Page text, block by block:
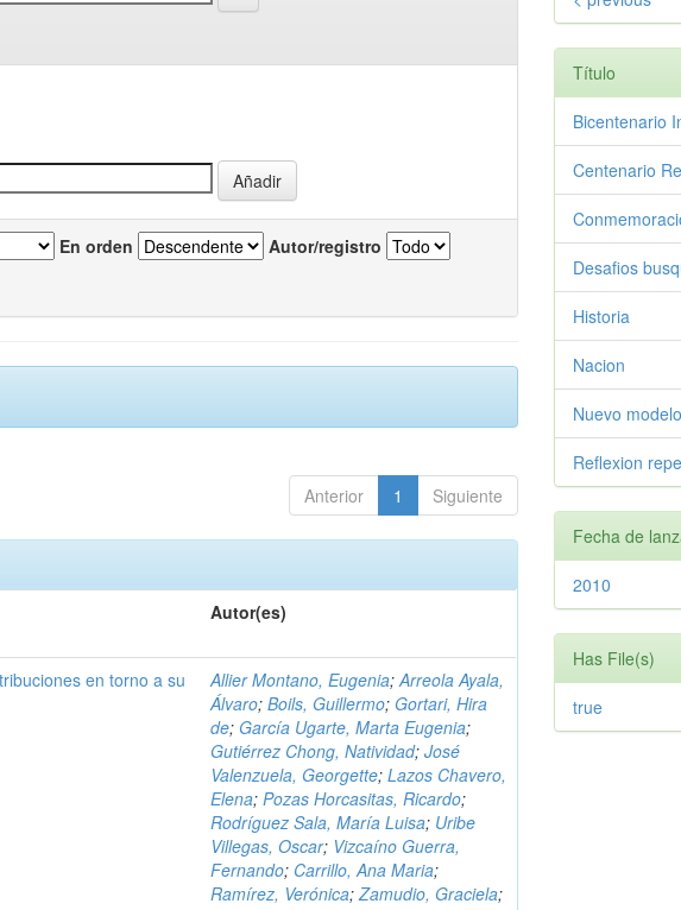
En orden Autor/registro
Anterior 1 Siguiente
Autor(es)
en torno a su
Allier Montano, Eugenia;Arreola Ayala,
Álvaro;Boils, Guillermo; Gortari, Hira
de; García Ugarte, Marta Eugenia;
Gutiérrez Chong, Natividad;José
Valenzuela, Georgette;Lazos Chavero,
Elena;Pozas Horcasitas, Ricardo;
Rodríguez Sala, María Luisa; Uribe
Villegas, Oscar; Vizcaíno Guerra,
Fernando; Carrillo, Ana Maria;
Ramírez, Verónica;Zamudio, Graciela;
Título
Bicentenario
Centenario
Desafios
Historia
Nacion
Nuevo
Reflexion
Fecha de
2010
Has File(s)
true